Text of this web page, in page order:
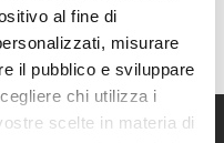
al fine di
misurare
il pubblico e sviluppare
chi utilizza i
scelte in materia di